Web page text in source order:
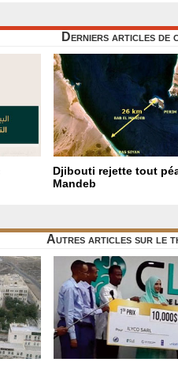
Derniers articles de
Djibouti rejette tout
Mandeb
Autres articles sur le